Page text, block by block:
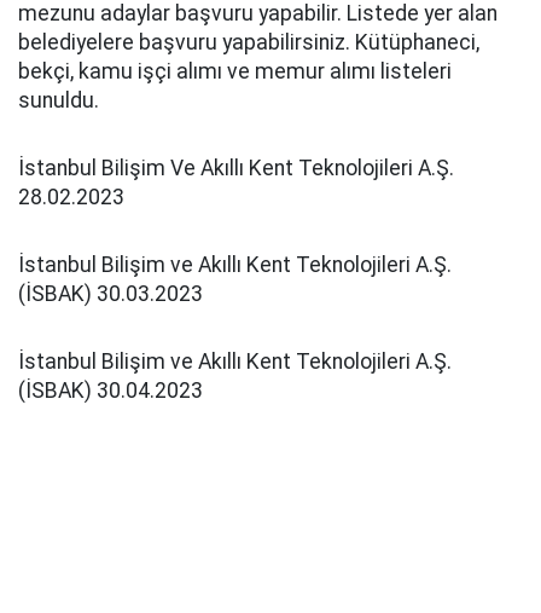
mezunu adaylar başvuru yapabilir. Listede yer alan
belediyelere başvuru yapabilirsiniz. Kütüphaneci,
bekçi, kamu işçi alımı ve memur alımı listeleri
sunuldu.
İstanbul Bilişim Ve Akıllı Kent Teknolojileri A.Ş.
28.02.2023
İstanbul Bilişim ve Akıllı Kent Teknolojileri A.Ş.
(İSBAK) 30.03.2023
İstanbul Bilişim ve Akıllı Kent Teknolojileri A.Ş.
(İSBAK) 30.04.2023